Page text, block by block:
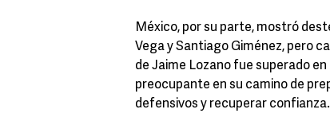
México, por su parte, mostró
Vega y Santiago Giménez, pero
de Jaime Lozano fue superado
preocupante en su camino de
defensivos y recuperar confianza.